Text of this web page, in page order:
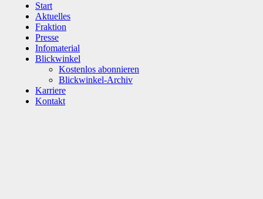
Start
Aktuelles
Fraktion
Presse
Infomaterial
Blickwinkel
Kostenlos abonnieren
Blickwinkel-Archiv
Karriere
Kontakt